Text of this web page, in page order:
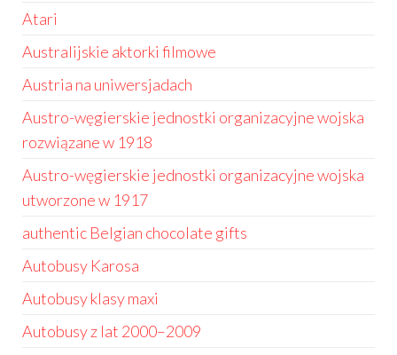
Atari
Australijskie aktorki filmowe
Austria na uniwersjadach
Austro-węgierskie jednostki organizacyjne wojska
rozwiązane w 1918
Austro-węgierskie jednostki organizacyjne wojska
utworzone w 1917
authentic Belgian chocolate gifts
Autobusy Karosa
Autobusy klasy maxi
Autobusy z lat 2000–2009